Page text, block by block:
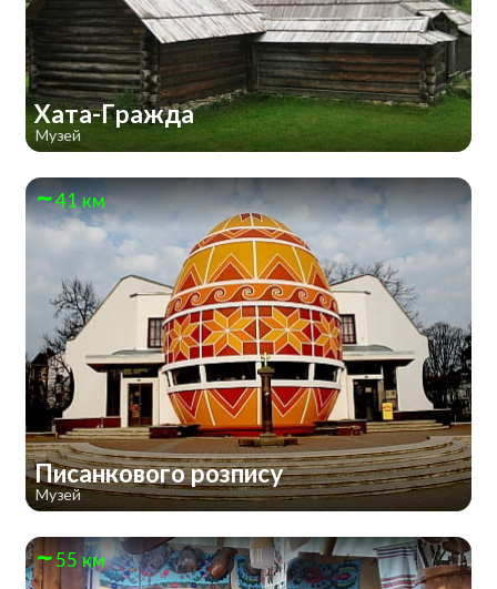
Хата-Гражда
Музей
41 км
Писанкового розпису
Музей
55 км